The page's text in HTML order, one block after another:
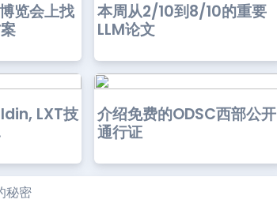
览会上找
本周从2/10到8/10的重要
LLM论文
LXT技
介绍免费的ODSC西部公开
通行证
秘密